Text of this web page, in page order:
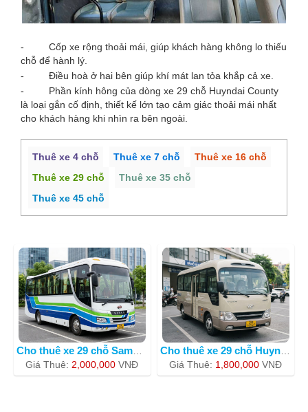
- Cốp xe rộng thoải mái, giúp khách hàng không lo thiếu
chỗ để hành lý.
- Điều hoà ở hai bên giúp khí mát lan tỏa khắp cả xe.
- Phần kính hông của dòng xe 29 chỗ Huyndai County
là loại gắn cố định, thiết kế lớn tạo cảm giác thoải mái nhất
cho khách hàng khi nhìn ra bên ngoài.
Thuê xe 4 chỗ Thuê xe 7 chỗ
Thuê xe 16 chỗ
Thuê xe 29 chỗ
Thuê xe 35 chỗ
Thuê xe 45 chỗ
Cho thuê xe 29 chỗ Samco uy tín nh�
Giá Thuê:2,000,000 VNÐ
Cho thuê xe 29 chỗ Huyndai County BKS
Giá Thuê: 1,800,000 VNÐ